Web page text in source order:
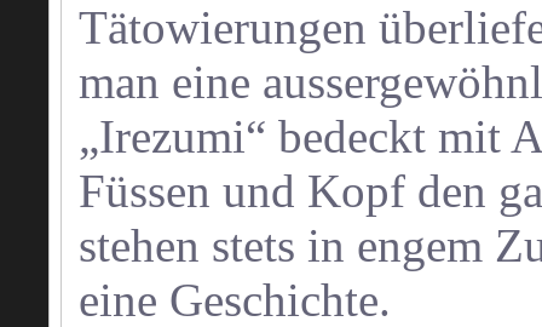
Tätowierungen
man eine
„Irezumi“ bedeckt mit
Füssen und Kopf den
stehen stets in engem
eine Geschichte.